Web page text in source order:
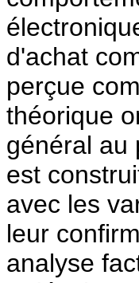
d'achat
perçue
théorique
général au
est
avec les
leur
analyse